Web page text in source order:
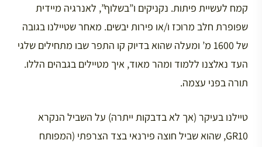
קמח לעשיית פיתות. נקניקים ו”בשלוף”, לאנרגיה מיידית
שפופרת חלב מרוכז ו/או פירות יבשים. מאחר שטיילנו בגובה
של 1600 מ’ ומעלה שהוא בדיוק קו התפר שבו מתחילים שלגי
העד נאלצנו ללמוד ומהר מאוד, איך מטיילים בגבהים הללו.
תורה בפני עצמה.
טיילנו בעיקר (אך לא בדבקות ייתרה) על השביל הנקרא
GR10, שהוא שביל חוצה פירנאי בצד הצרפתי (המפותח